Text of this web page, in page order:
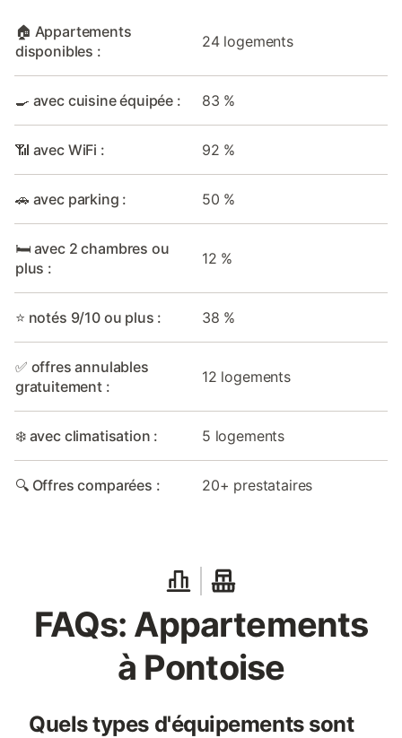
🏠 Appartements
disponibles :
24 logements
🍳 avec cuisine équipée : 83 %
📶 avec WiFi : 92 %
🚗 avec parking : 50 %
🛏️ avec 2 chambres ou
plus :
12 %
⭐ notés 9/10 ou plus : 38 %
✅ offres annulables
gratuitement :
12 logements
❄️ avec climatisation : 5 logements
🔍 Offres comparées : 20+ prestataires
FAQs: Appartements
à Pontoise
Quels types d'équipements sont